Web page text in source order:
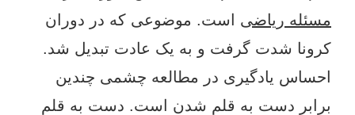
مسئله ریاضیاست. موضوعی که در دوران
کرونا شدت گرفت و به یک عادت تبدیل شد.
احساس یادگیری در مطالعه چشمی چندین
برابر دست به قلم شدن است. دست به قلم